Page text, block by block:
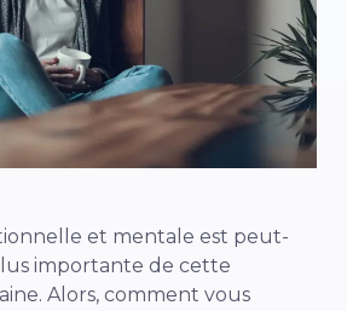
et mentale est peut-
importante de cette
Alors, comment vous